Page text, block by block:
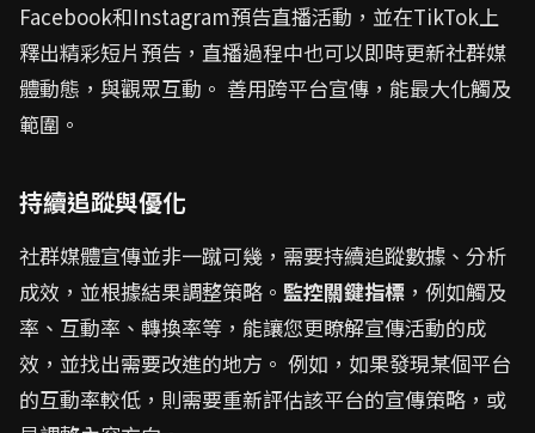
Facebook和Instagram預告直播活動，並在TikTok上
釋出精彩短片預告，直播過程中也可以即時更新社群媒
體動態，與觀眾互動。 善用跨平台宣傳，能最大化觸及
範圍。
持續追蹤與優化
社群媒體宣傳並非一蹴可幾，需要持續追蹤數據、分析
成效，並根據結果調整策略。 監控關鍵指標 ，例如觸及
率、互動率、轉換率等，能讓您更瞭解宣傳活動的成
效，並找出需要改進的地方。 例如，如果發現某個平台
的互動率較低，則需要重新評估該平台的宣傳策略，或